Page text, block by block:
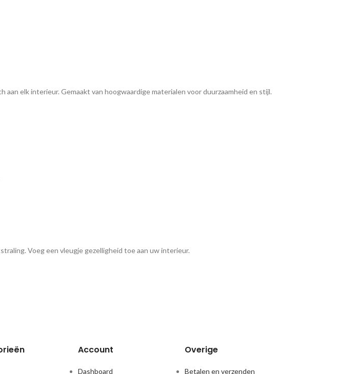
elk interieur. Gemaakt van hoogwaardige materialen voor duurzaamheid en stijl.
Voeg een vleugje gezelligheid toe aan uw interieur.
Account
Dashboard
Overige
Betalen en verzenden